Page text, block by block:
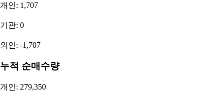
개인: 1,707
기관: 0
외인: -1,707
누적 순매수량
개인: 279,350